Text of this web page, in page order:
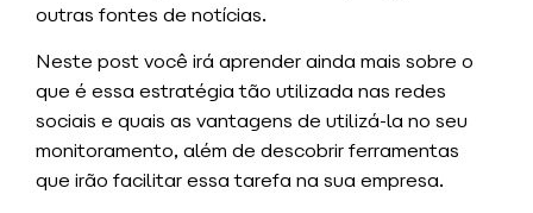
outras fontes de notícias.
Neste post você irá aprender ainda mais sobre o
que é essa estratégia tão utilizada nas redes
sociais e quais as vantagens de utilizá-la no seu
monitoramento, além de descobrir ferramentas
que irão facilitar essa tarefa na sua empresa.